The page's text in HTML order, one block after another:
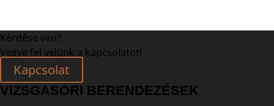
Kérdése van?
Vegye fel velünk a kapcsolatot!
Kapcsolat
VIZSGASORI BERENDEZÉSEK